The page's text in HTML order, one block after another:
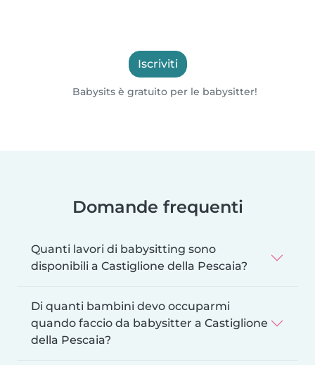
Iscriviti
Babysits è gratuito per le babysitter!
Domande frequenti
Quanti lavori di babysitting sono
disponibili a Castiglione della Pescaia?
Di quanti bambini devo occuparmi
quando faccio da babysitter a Castiglione
della Pescaia?